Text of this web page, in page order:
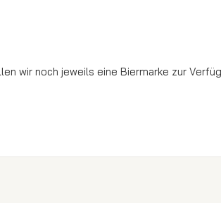
wir noch jeweils eine Biermarke zur